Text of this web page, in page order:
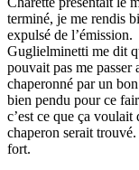
terminé, je me rendis
expulsé de
Guglielminetti me dit
pouvait pas me passer
chaperonné par un
bien pendu pour ce
c’est ce que ça
chaperon serait
fort.